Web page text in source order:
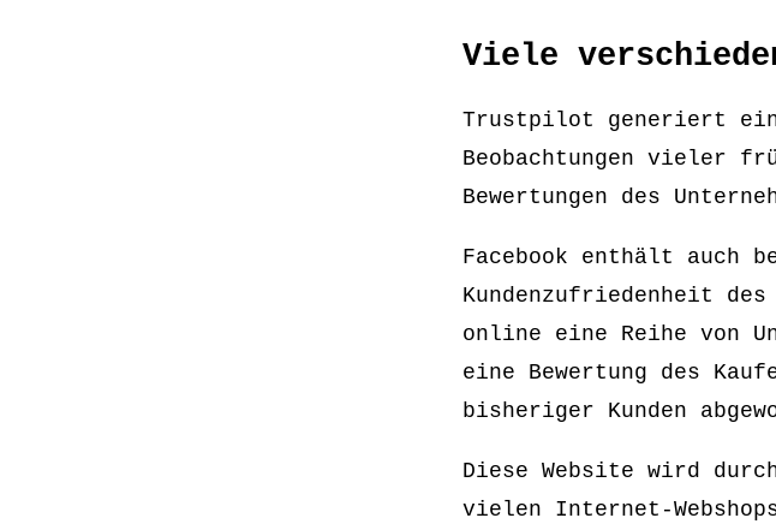
Viele
Trustpilot generiert
Beobachtungen vieler
Bewertungen des
Facebook enthält auch
Kundenzufriedenheit
online eine Reihe von
eine Bewertung des
bisheriger Kunden
Diese Website wird
vielen Internet-